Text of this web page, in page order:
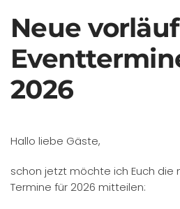
Neue
2026
Hallo liebe Gäste,
schon jetzt möchte ich Euch die
Termine für 2026 mitteilen: